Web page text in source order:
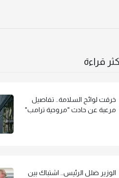
قراءة
خرقت لوائح السلامة.. تفاصيل
مرعبة عن حادث "مروحية ترامب"
الوزير ضلل الرئيس.. اشتباك بين